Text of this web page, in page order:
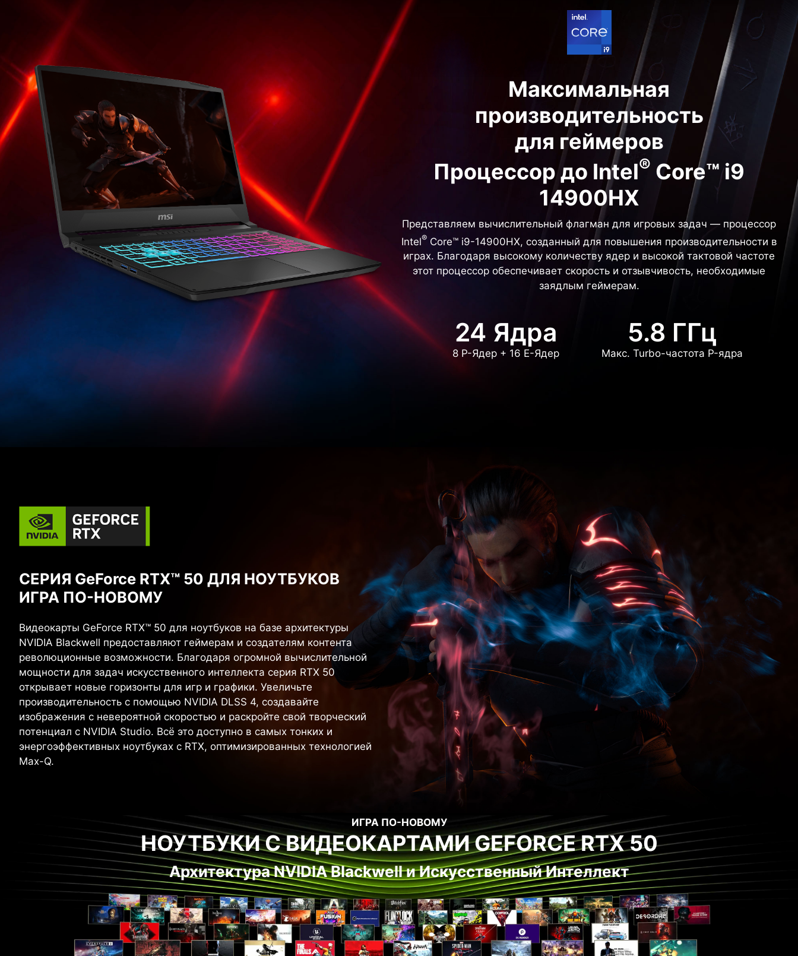
Максимальная
производительность
для геймеров
Процессор до Intel® Core™ i9
14900HX
Представляем вычислительный флагман для игровых задач — процессор
Intel®Core™ i9-14900HX, созданный для повышения производительности в
играх. Благодаря высокому количеству ядер и высокой тактовой частоте
этот процессор обеспечивает скорость и отзывчивость, необходимые
заядлым геймерам.
24 Ядра
8 P-Ядер + 16 E-Ядер
5.8 ГГц
Макс. Turbo-частота P-ядра
СЕРИЯ GeForce RTX™ 50 ДЛЯ НОУТБУКОВ
ИГРА ПО-НОВОМУ
Видеокарты GeForce RTX™ 50 для ноутбуков на базе архитектуры
NVIDIA Blackwell предоставляют геймерам и создателям контента
революционные возможности. Благодаря огромной вычислительной
мощности для задач искусственного интеллекта серия RTX 50
открывает новые горизонты для игр и графики. Увеличьте
производительность с помощью NVIDIA DLSS 4, создавайте
изображения с невероятной скоростью и раскройте свой творческий
потенциал с NVIDIA Studio. Всё это доступно в самых тонких и
энергоэффективных ноутбуках с RTX, оптимизированных технологией
Max-Q.
ИГРА ПО-НОВОМУ
НОУТБУКИ С ВИДЕОКАРТАМИ GEFORCE RTX 50
Архитектура NVIDIA Blackwell и Искусственный Интеллект